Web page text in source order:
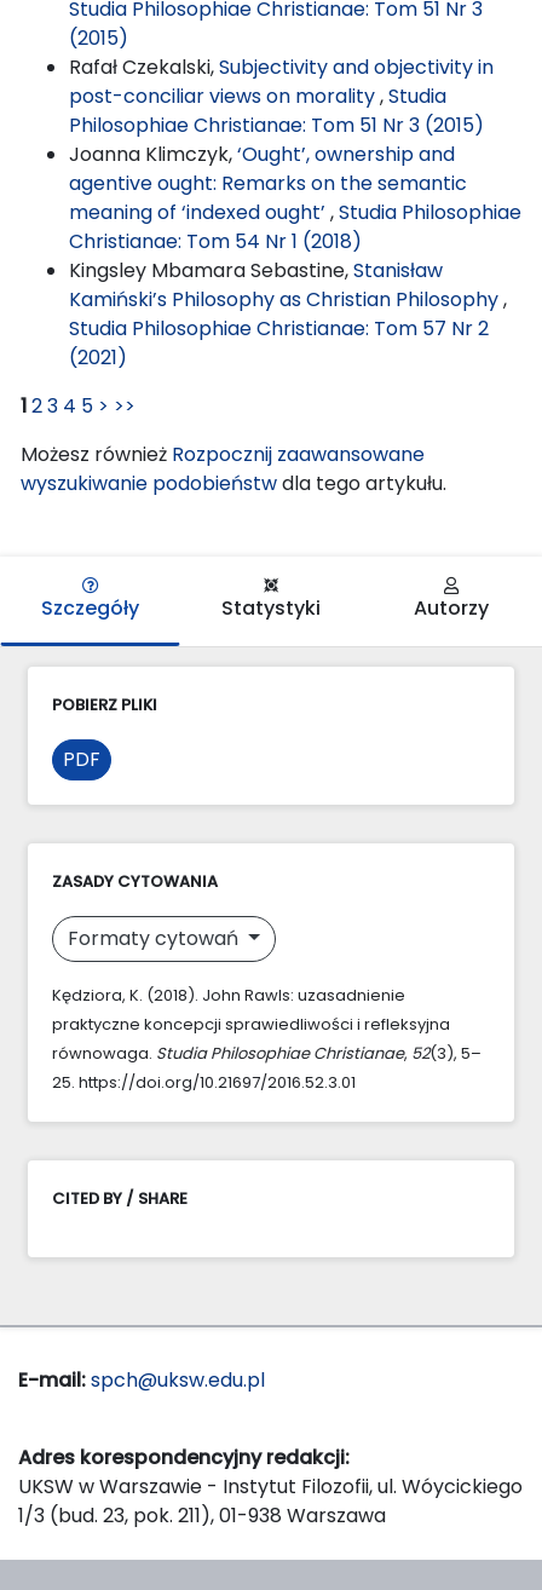
Studia Philosophiae Christianae: Tom 51 Nr 3
(2015)
Rafał Czekalski,Subjectivity and objectivity in
post-conciliar views on morality,Studia
Philosophiae Christianae: Tom 51 Nr 3 (2015)
Joanna Klimczyk,‘Ought’, ownership and
agentive ought: Remarks on the semantic
meaning of ‘indexed ought’ ,Studia Philosophiae
Christianae: Tom 54 Nr 1 (2018)
Kingsley Mbamara Sebastine,Stanisław
Kamiński’s Philosophy as Christian Philosophy,
Studia Philosophiae Christianae: Tom 57 Nr 2
(2021)
123 4 5 > >>
Możesz również Rozpocznij zaawansowane
wyszukiwanie podobieństwdla tego artykułu.
Szczegóły Statystyki Autorzy
POBIERZ PLIKI
PDF
ZASADY CYTOWANIA
Formaty cytowań
Kędziora, K. (2018). John Rawls: uzasadnienie
praktyczne koncepcji sprawiedliwości i refleksyjna
równowaga. Studia Philosophiae Christianae, 52(3), 5–
25. https://doi.org/10.21697/2016.52.3.01
CITED BY / SHARE
E-mail:spch@uksw.edu.pl
Adres korespondencyjny redakcji:
UKSW w Warszawie - Instytut Filozofii, ul. Wóycickiego
1/3 (bud. 23, pok. 211), 01-938 Warszawa